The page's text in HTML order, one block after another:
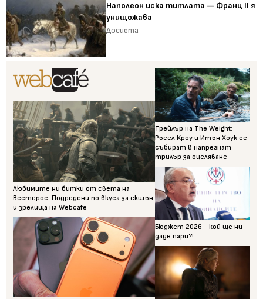
Наполеон иска титлата — Франц II я
унищожава
Досиета
Любимите ни битки от света на
Вестерос: Подредени по вкуса за екшън
и зрелища на Webcafe
Трейлър на The Weight:
Ръсел Кроу и Итън Хоук се
събират в напрегнат
трилър за оцеляване
Бюджет 2026 - кой ще ни
даде пари?!